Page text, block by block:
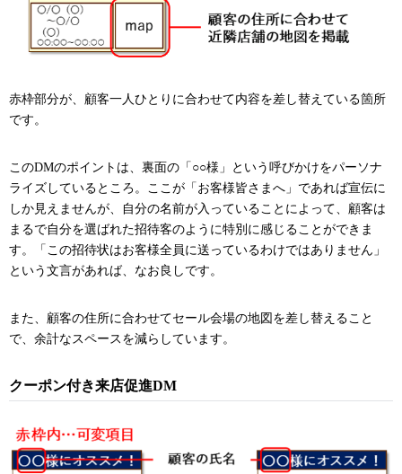
赤枠部分が、顧客一人ひとりに合わせて内容を差し替えている箇所
です。
このDMのポイントは、裏面の「○○様」という呼びかけをパーソナ
ライズしているところ。ここが「お客様皆さまへ」であれば宣伝に
しか見えませんが、自分の名前が入っていることによって、顧客は
まるで自分を選ばれた招待客のように特別に感じることができま
す。「この招待状はお客様全員に送っているわけではありません」
という文言があれば、なお良しです。
また、顧客の住所に合わせてセール会場の地図を差し替えること
で、余計なスペースを減らしています。
クーポン付き来店促進DM